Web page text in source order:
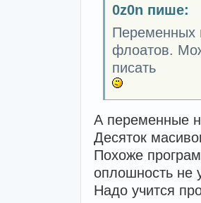
0z0n пише:
Переменных
флоатов.
писать
А переменные
Десяток
Похоже
оплошность не
Надо учится